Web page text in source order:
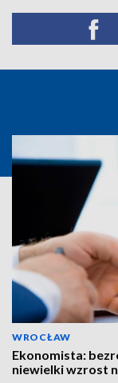
WROCŁAW
Ekonomista:
niewielki wzrost